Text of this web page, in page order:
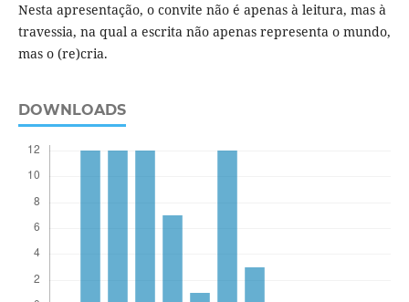
Nesta apresentação, o convite não é apenas à leitura, mas à
travessia, na qual a escrita não apenas representa o mundo,
mas o (re)cria.
DOWNLOADS